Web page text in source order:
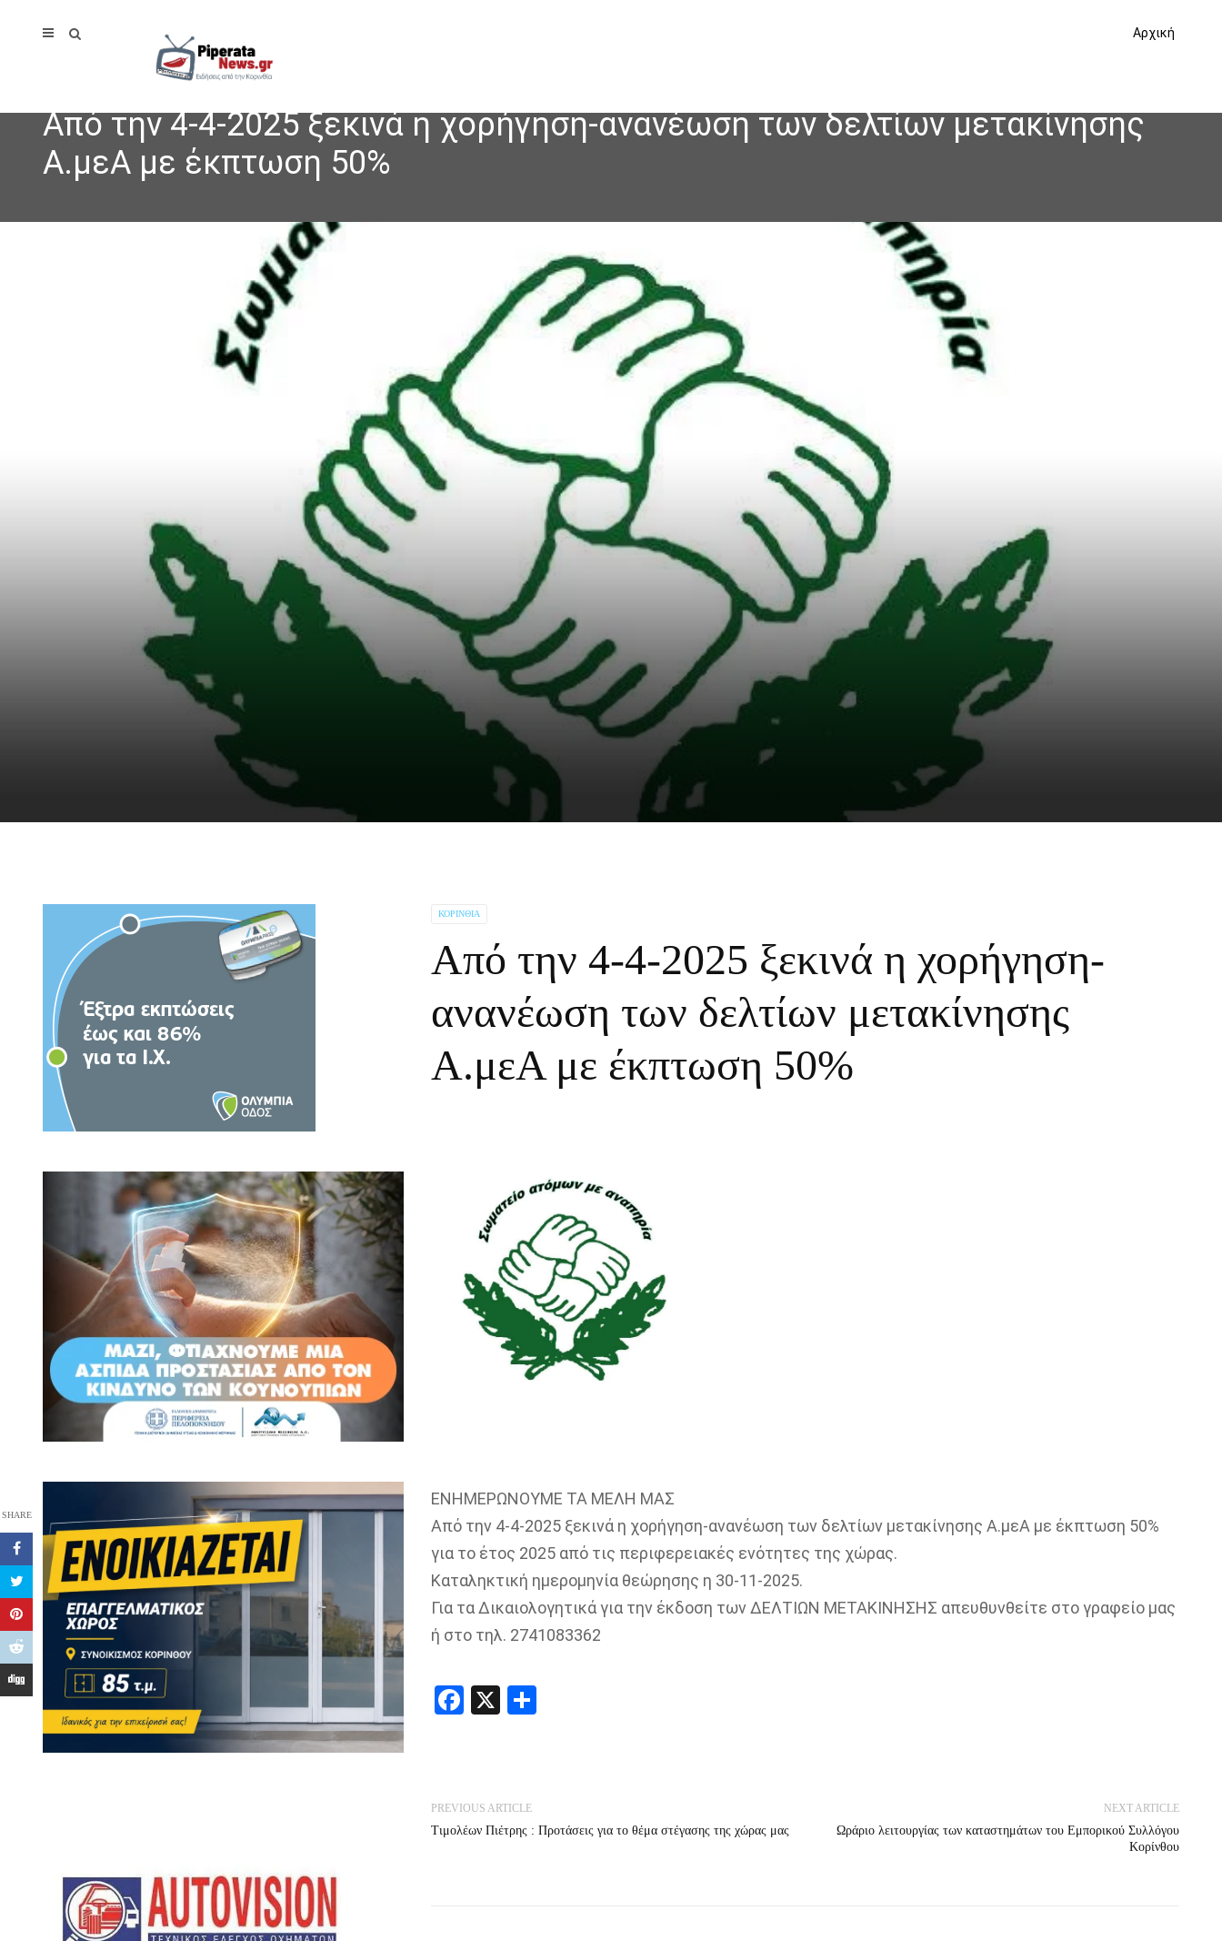
Αρχική
Από την 4-4-2025 ξεκινά η χορήγηση-ανανέωση των δελτίων μετακίνησης
Α.μεΑ με έκπτωση 50%
ΚΟΡΙΝΘΊΑ
Από την 4-4-2025 ξεκινά η χορήγηση-
ανανέωση των δελτίων μετακίνησης
Α.μεΑ με έκπτωση 50%
SHARE
ΕΝΗΜΕΡΩΝΟΥΜΕ ΤΑ ΜΕΛΗ ΜΑΣ
Από την 4-4-2025 ξεκινά η χορήγηση-ανανέωση των δελτίων μετακίνησης Α.μεΑ με έκπτωση 50%
για το έτος 2025 από τις περιφερειακές ενότητες της χώρας.
Καταληκτική ημερομηνία θεώρησης η 30-11-2025.
Για τα Δικαιολογητικά για την έκδοση των ΔΕΛΤΙΩΝ ΜΕΤΑΚΙΝΗΣΗΣ απευθυνθείτε στο γραφείο μας
ή στο τηλ. 2741083362
Facebook
X Share
PREVIOUS ARTICLE
Τιμολέων Πιέτρης : Προτάσεις για το θέμα στέγασης της χώρας μας
NEXT ARTICLE
Ωράριο λειτουργίας των καταστημάτων του Εμπορικού Συλλόγου
Κορίνθου